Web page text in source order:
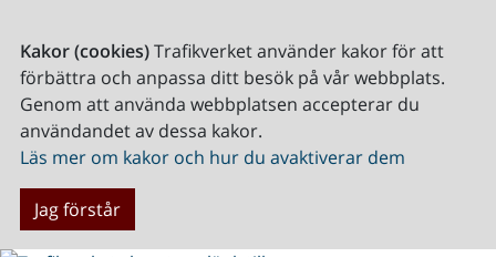
Kakor (cookies)Trafikverket använder kakor för att
förbättra och anpassa ditt besök på vår webbplats.
Genom att använda webbplatsen accepterar du
användandet av dessa kakor.
Läs mer om kakor och hur du avaktiverar dem
Jag förstår